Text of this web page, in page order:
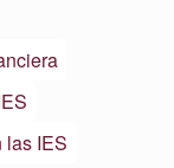
las IES